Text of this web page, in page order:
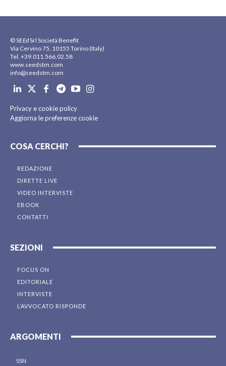
© SEEdSrl Società Benefit
Via Cervino 75, 10155 Torino (Italy)
Tel. +39.011.566.02.58
www.seedstm.com
info@seedstm.com
Privacy e cookie policy
Aggiorna le preferenze cookie
COSA CERCHI?
REDAZIONE
DIRETTE LIVE
VIDEO INTERVISTE
EBOOK
CONTATTI
SEZIONI
FOCUS ON
EDITORIALE
INTERVISTE
L’AVVOCATO RISPONDE
ARGOMENTI
SSN